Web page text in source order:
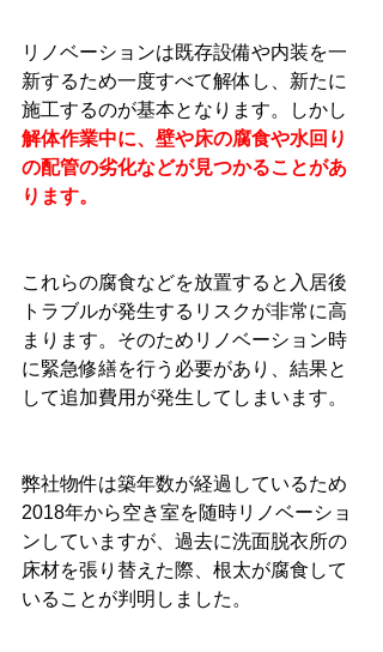
リノベーションは既存設備や内装を一
新するため一度すべて解体し、新たに
施工するのが基本となります。しかし
解体作業中に、壁や床の腐食や水回り
の配管の劣化などが見つかることがあ
ります。
これらの腐食などを放置すると入居後
トラブルが発生するリスクが非常に高
まります。そのためリノベーション時
に緊急修繕を行う必要があり、結果と
して追加費用が発生してしまいます。
弊社物件は築年数が経過しているため
2018年から空き室を随時リノベーショ
ンしていますが、過去に洗面脱衣所の
床材を張り替えた際、根太が腐食して
いることが判明しました。